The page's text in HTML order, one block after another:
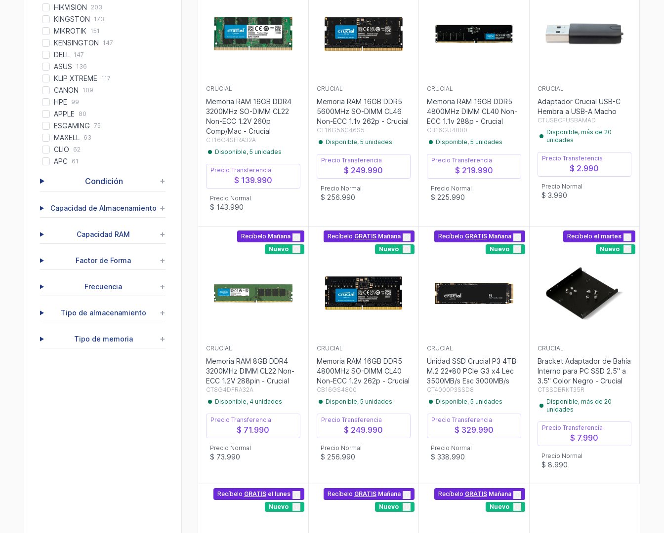
HIKVISION 203
KINGSTON 173
MIKROTIK 151
KENSINGTON 147
DELL 147
ASUS 136
KLIP XTREME 117
CANON 109
HPE 99
APPLE 80
ESGAMING 75
MAXELL 63
CLIO 62
APC 61
Condición +
Capacidad de Almacenamiento +
Capacidad RAM +
Factor de Forma +
Frecuencia +
Tipo de almacenamiento +
Tipo de memoria +
CRUCIAL
Memoria RAM 16GB DDR4
3200MHz SO-DIMM CL22
Non-ECC 1.2V 260p
Comp/Mac - Crucial
CT16G4SFRA32A
Disponible, 5 unidades
Precio Transferencia
$ 139.990
Precio Normal
$ 143.990
CRUCIAL
Memoria RAM 16GB DDR5
5600MHz SO-DIMM CL46
Non-ECC 1.1v 262p - Crucial
CT16G56C46S5
Disponible, 5 unidades
Precio Transferencia
$ 249.990
Precio Normal
$ 256.990
CRUCIAL
Memoria RAM 16GB DDR5
4800MHz DIMM CL40 Non-
ECC 1.1v 288p - Crucial
CB16GU4800
Disponible, 5 unidades
Precio Transferencia
$ 219.990
Precio Normal
$ 225.990
CRUCIAL
Adaptador Crucial USB-C
Hembra a USB-A Macho
CTUSBCFUSBAMAD
Disponible, más de 20
unidades
Precio Transferencia
$ 2.990
Precio Normal
$ 3.990
Recíbelo Mañana
Nuevo
CRUCIAL
Memoria RAM 8GB DDR4
3200MHz DIMM CL22 Non-
ECC 1.2V 288pin - Crucial
CT8G4DFRA32A
Disponible, 4 unidades
Precio Transferencia
$ 71.990
Precio Normal
$ 73.990
Recíbelo GRATIS Mañana
Nuevo
CRUCIAL
Memoria RAM 16GB DDR5
4800MHz SO-DIMM CL40
Non-ECC 1.2v 262p - Crucial
CB16GS4800
Disponible, 5 unidades
Precio Transferencia
$ 249.990
Precio Normal
$ 256.990
Recíbelo GRATISMañana
Nuevo
CRUCIAL
Unidad SSD Crucial P3 4TB
M.2 22*80 PCIe G3 x4 Lec
3500MB/s Esc 3000MB/s
CT4000P3SSD8
Disponible, 5 unidades
Precio Transferencia
$ 329.990
Precio Normal
$ 338.990
Recíbelo el martes
Nuevo
CRUCIAL
Bracket Adaptador de Bahía
Interno para PC SSD 2.5" a
3.5" Color Negro - Crucial
CTSSDBRKT35R
Disponible, más de 20
unidades
Precio Transferencia
$ 7.990
Precio Normal
$ 8.990
Recíbelo GRATISel lunes
Nuevo
Recíbelo GRATIS Mañana
Nuevo
Recíbelo GRATISMañana
Nuevo